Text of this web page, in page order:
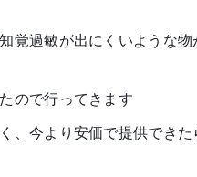
覚過敏が出にくいような物
ので行ってきます
、今より安価で提供できた